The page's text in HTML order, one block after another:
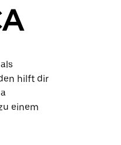
hilft dir
einem